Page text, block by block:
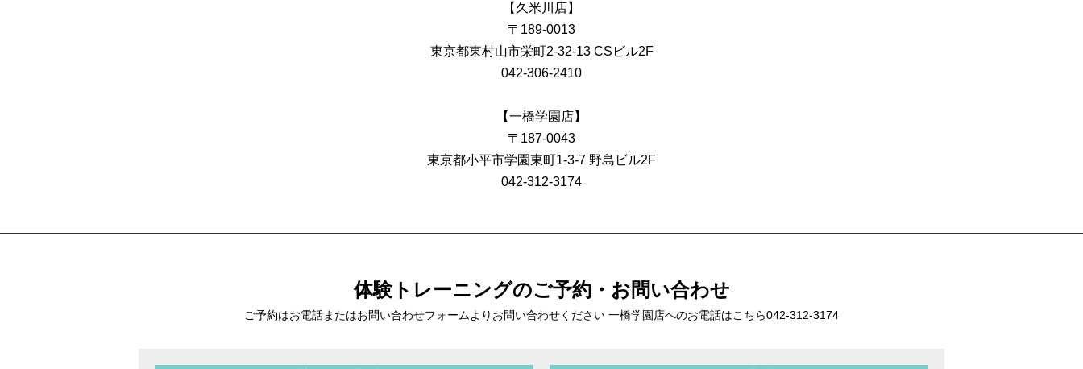
【久米川店】
〒189-0013
東京都東村山市栄町2-32-13 CSビル2F
042-306-2410
【一橋学園店】
〒187-0043
東京都小平市学園東町1-3-7 野島ビル2F
042-312-3174
体験トレーニングのご予約・お問い合わせ
ご予約はお電話またはお問い合わせフォームより お問い合わせください 一橋学園店へのお電話はこちら042-312-3174